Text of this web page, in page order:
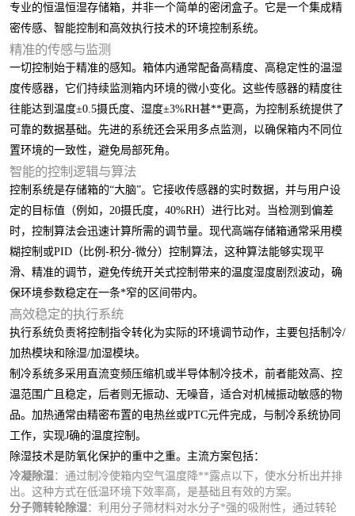
专业的恒温恒湿存储箱，并非一个简单的密闭盒子。它是一个集成精
密传感、智能控制和高效执行技术的环境控制系统。
精准的传感与监测
一切控制始于精准的感知。箱体内通常配备高精度、高稳定性的温湿
度传感器，它们持续监测箱内环境的微小变化。这些传感器的精度往
往能达到温度±0.5摄氏度、湿度±3%RH甚**更高，为控制系统提供了
可靠的数据基础。先进的系统还会采用多点监测，以确保箱内不同位
置环境的一致性，避免局部死角。
智能的控制逻辑与算法
控制系统是存储箱的“大脑”。它接收传感器的实时数据，并与用户设
定的目标值（例如，20摄氏度，40%RH）进行比对。当检测到偏差
时，控制算法会迅速计算所需的调节量。现代高端存储箱通常采用模
糊控制或PID（比例-积分-微分）控制算法，这种算法能够实现平
滑、精准的调节，避免传统开关式控制带来的温度湿度剧烈波动，确
保环境参数稳定在一条*窄的区间带内。
高效稳定的执行系统
执行系统负责将控制指令转化为实际的环境调节动作，主要包括制冷/
加热模块和除湿/加湿模块。
制冷系统多采用直流变频压缩机或半导体制冷技术，前者能效高、控
温范围广且稳定，后者则无振动、无噪音，适合对机械振动敏感的物
品。加热通常由精密布置的电热丝或PTC元件完成，与制冷系统协同
工作，实现J确的温度控制。
除湿技术是防氧化保护的重中之重。主流方案包括：
冷凝除湿：通过制冷使箱内空气温度降**露点以下，使水分析出并排
出。这种方式在低温环境下效率高，是基础且有效的方案。
分子筛转轮除湿：利用分子筛材料对水分子*强的吸附性，通过转轮